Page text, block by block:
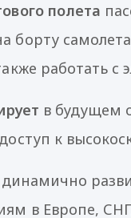
полета
борту
работать с
в будущем
к
динамично
в Европе,